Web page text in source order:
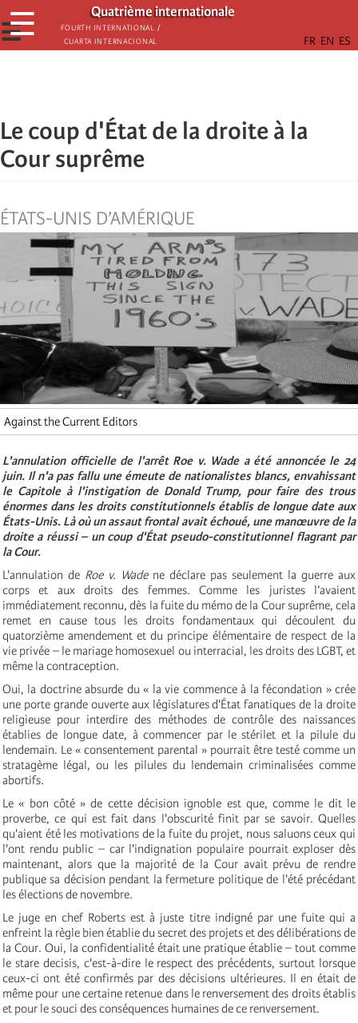
Aller
au
contenu
Quatrième internationale
Fourth International /
Cuarta Internacional
☰
☰
Le coup d'État de la droite à la
Cour suprême
ÉTATS-UNIS D’AMÉRIQUE
Against the Current Editors
L'annulation officielle de l'arrêt Roe v. Wade a été annoncée le 24
juin. Il n'a pas fallu une émeute de nationalistes blancs, envahissant
le Capitole à l'instigation de Donald Trump, pour faire des trous
énormes dans les droits constitutionnels établis de longue date aux
États-Unis. Là où un assaut frontal avait échoué, une manœuvre de la
droite a réussi – un coup d'État pseudo-constitutionnel flagrant par
la Cour.
L'annulation de Roe v. Wadene déclare pas seulement la guerre aux
corps et aux droits des femmes. Comme les juristes l’avaient
immédiatement reconnu, dès la fuite du mémo de la Cour suprême, cela
remet en cause tous les droits fondamentaux qui découlent du
quatorzième amendement et du principe élémentaire de respect de la
vie privée – le mariage homosexuel ou interracial, les droits des LGBT, et
même la contraception.
Oui, la doctrine absurde du « la vie commence à la fécondation » crée
une porte grande ouverte aux législatures d'État fanatiques de la droite
religieuse pour interdire des méthodes de contrôle des naissances
établies de longue date, à commencer par le stérilet et la pilule du
lendemain. Le « consentement parental » pourrait être testé comme un
stratagème légal, ou les pilules du lendemain criminalisées comme
abortifs.
Le « bon côté » de cette décision ignoble est que, comme le dit le
proverbe, ce qui est fait dans l'obscurité finit par se savoir. Quelles
qu'aient été les motivations de la fuite du projet, nous saluons ceux qui
l'ont rendu public – car l'indignation populaire pourrait exploser dès
maintenant, alors que la majorité de la Cour avait prévu de rendre
publique sa décision pendant la fermeture politique de l'été précédant
les élections de novembre.
Le juge en chef Roberts est à juste titre indigné par une fuite qui a
enfreint la règle bien établie du secret des projets et des délibérations de
la Cour. Oui, la confidentialité était une pratique établie – tout comme
le stare decisis, c'est-à-dire le respect des précédents, surtout lorsque
ceux-ci ont été confirmés par des décisions ultérieures. Il en était de
même pour une certaine retenue dans le renversement des droits établis
et pour le souci des conséquences humaines de ce renversement.